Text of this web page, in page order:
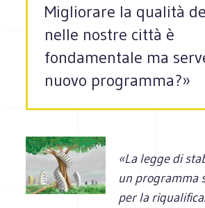
Migliorare la qualità
nelle nostre città è
fondamentale ma
nuovo programma?»
«La legge di
un programma
per la